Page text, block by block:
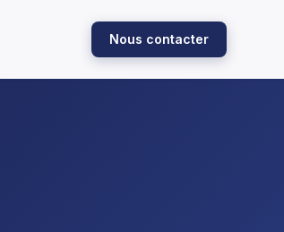
Nous contacter